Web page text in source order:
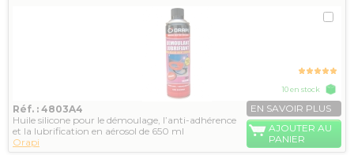
Réf. : 4803A4
Huile silicone pour le démoulage, l’anti-adhérence
et la lubrification en aérosol de 650 ml
Orapi
10 en stock
EN SAVOIR PLUS
AJOUTER AU
PANIER